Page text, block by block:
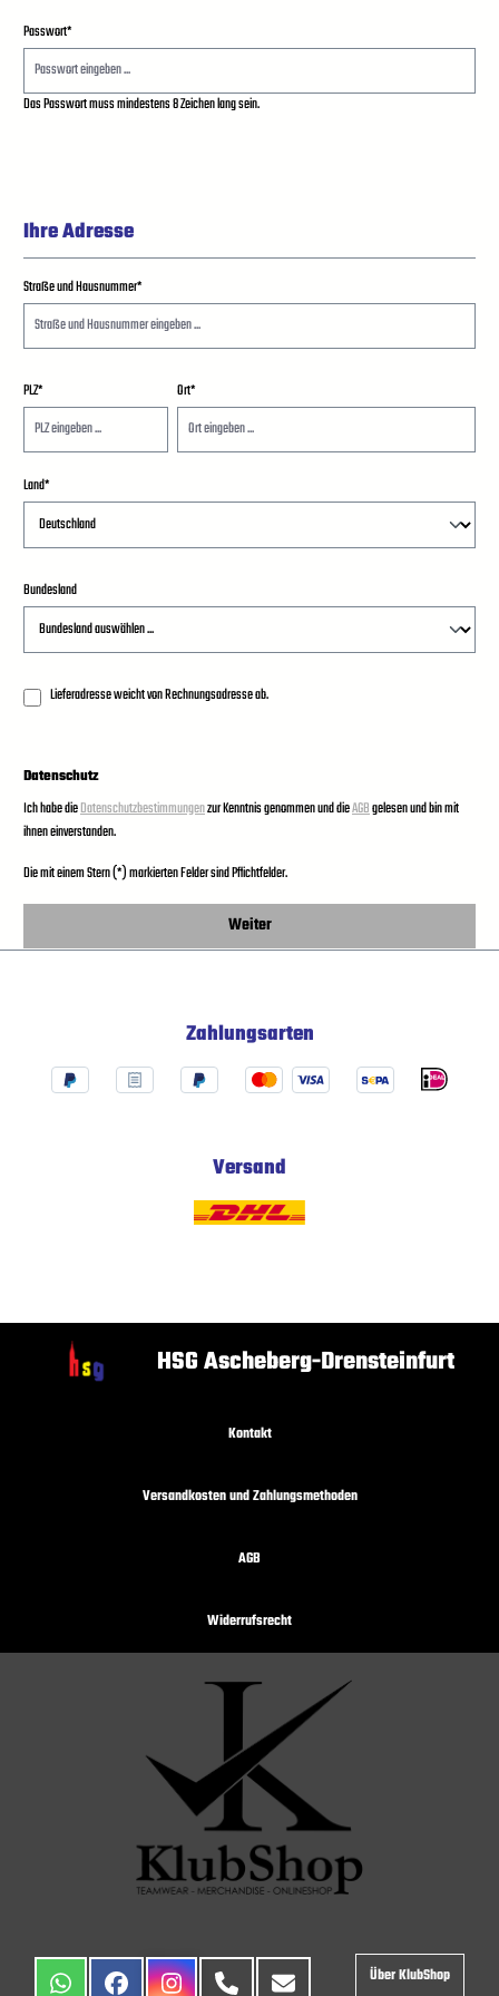
Passwort*
Das Passwort muss mindestens 8 Zeichen lang sein.
Ihre Adresse
Straße und Hausnummer*
PLZ* Ort*
Land*
Bundesland
Lieferadresse weicht von Rechnungsadresse ab.
Datenschutz
Ich habe dieDatenschutzbestimmungenzur Kenntnis genommen und dieAGBgelesen und bin mit
ihnen einverstanden.
Die mit einem Stern (*) markierten Felder sind Pflichtfelder.
Weiter
Zahlungsarten
Versand
HSG Ascheberg-Drensteinfurt
Kontakt
Versandkosten und Zahlungsmethoden
AGB
Widerrufsrecht
Über KlubShop